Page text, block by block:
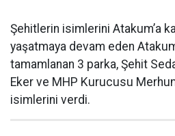
Şehitlerin isimlerini Atakum’a
yaşatmaya devam eden
tamamlanan 3 parka, Şehit
Eker ve MHP Kurucusu
isimlerini verdi.